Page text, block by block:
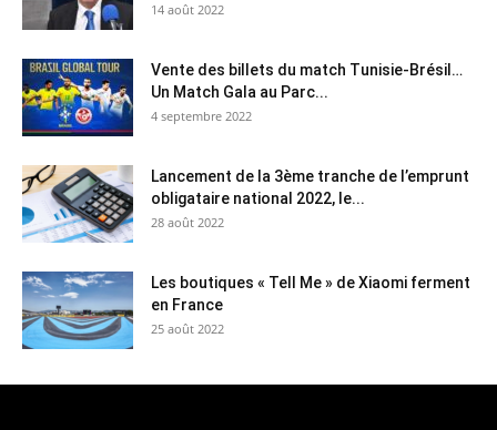
14 août 2022
Vente des billets du match Tunisie-Brésil…
Un Match Gala au Parc...
4 septembre 2022
Lancement de la 3ème tranche de l’emprunt
obligataire national 2022, le...
28 août 2022
Les boutiques « Tell Me » de Xiaomi ferment
en France
25 août 2022